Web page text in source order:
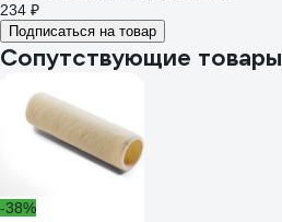
234 ₽
Подписаться на товар
Сопутствующие товары
-38%